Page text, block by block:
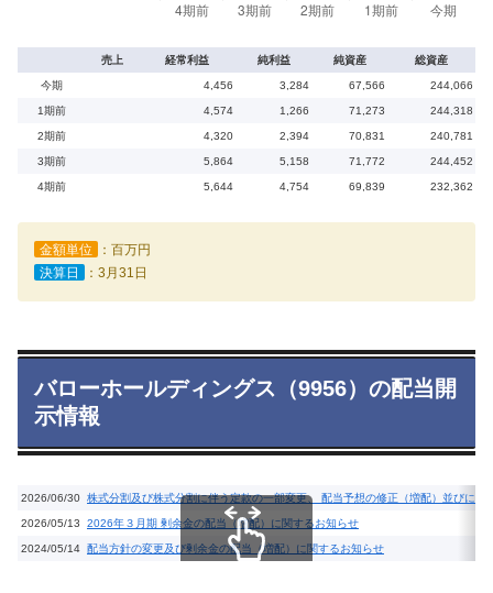
売上 経常利益 純利益 純資産 総資産
今期 4,456 3,284 67,566 244,066
1期前 4,574 1,266 71,273 244,318
2期前 4,320 2,394 70,831 240,781
3期前 5,864 5,158 71,772 244,452
4期前 5,644 4,754 69,839 232,362
金額単位
：百万円
決算日
：3月31日
バローホールディングス（9956）の配当開
示情報
2026/06/30 株式分割及び株式分割に伴う定款の一部変更、 配当予想の修正（増配）並びに株
2026/05/13 2026年３月期 剰余金の配当（増配）に関するお知らせ
2024/05/14 配当方針の変更及び剰余金の配当（増配）に関するお知らせ